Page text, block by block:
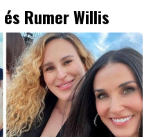
és Rumer Willis